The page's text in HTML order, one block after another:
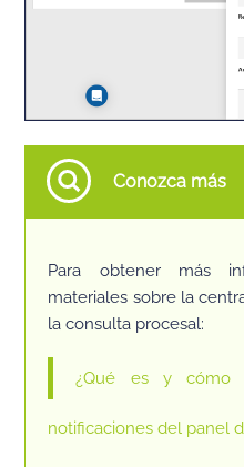
Conozca más
Para obtener más
materiales sobre la
la consulta procesal:
¿Qué es y cómo
notificaciones del panel